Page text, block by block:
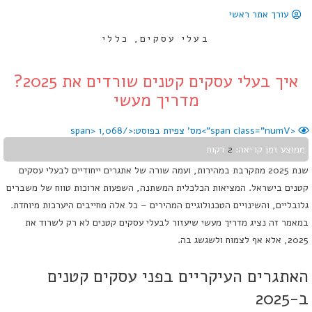
עורך אתר ראשי
בעלי עסקים , כללי
איך בעלי עסקים קטנים שורדים את 2025?
מדריך מעשי
<span class="numV">מס' צפיות בפוסט:</span>
1,068
ממוצע זמן קריאה: 2 דקות
שנת 2025 מתקרבת במהירות, ועמה שורה של אתגרים ייחודיים לבעלי עסקים
קטנים בישראל. המציאות הכלכלית המשתנה, השפעות ארוכות טווח של משברים
גלובליים, והשינויים הטכנולוגיים המהירים – כל אלה מחייבים היערכות מיוחדת.
במאמר זה נציג מדריך מעשי שיעזור לבעלי עסקים קטנים לא רק לשרוד את
2025, אלא אף לצמוח ולשגשג בה.
האתגרים העיקריים בפני עסקים קטנים
ב-2025